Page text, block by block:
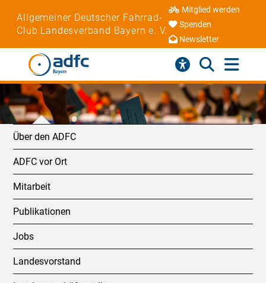
Allgemeiner Deutscher Fahrrad-
Club Landesverband Bayern e. V.
Mitglied werden
Spenden
Newsletter
Über den ADFC
ADFC vor Ort
Mitarbeit
Publikationen
Jobs
Landesvorstand